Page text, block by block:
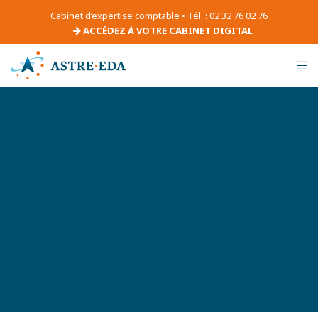
Cabinet d’expertise comptable • Tél. : 02 32 76 02 76
ACCÉDEZ À VOTRE CABINET DIGITAL